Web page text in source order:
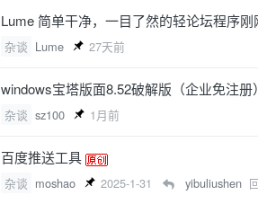
Lume 简单干净，一目了然的轻论坛程序
杂谈 Lume 27天前
windows宝塔版面8.52破解版（企业免注
杂谈 sz100 1月前
百度推送工具
杂谈 moshao 2025-1-31 yibuliushen